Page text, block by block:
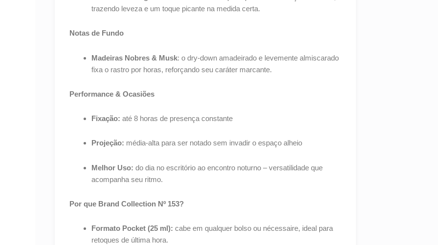
trazendo leveza e um toque picante na medida certa.
Notas de Fundo
Madeiras Nobres & Musk: o dry-down amadeirado e levemente almiscarado
fixa o rastro por horas, reforçando seu caráter marcante.
Performance & Ocasiões
Fixação: até 8 horas de presença constante
Projeção: média-alta para ser notado sem invadir o espaço alheio
Melhor Uso: do dia no escritório ao encontro noturno – versatilidade que
acompanha seu ritmo.
Por que Brand Collection Nº 153?
Formato Pocket (25 ml): cabe em qualquer bolso ou nécessaire, ideal para
retoques de última hora.